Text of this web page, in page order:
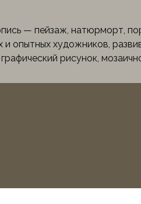
— пейзаж, натюрморт,
опытных художников,
рисунок,